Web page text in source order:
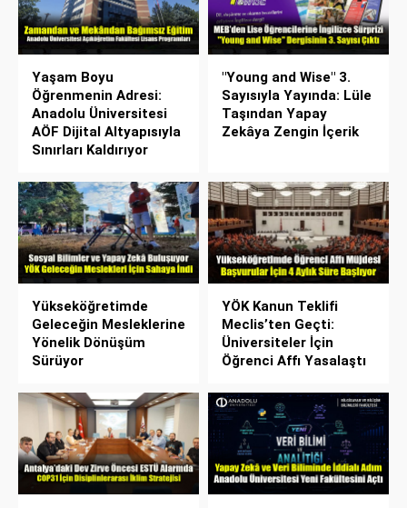
Yaşam Boyu
Öğrenmenin Adresi:
Anadolu Üniversitesi
AÖF Dijital Altyapısıyla
Sınırları Kaldırıyor
"Young and Wise" 3.
Sayısıyla Yayında: Lüle
Taşından Yapay
Zekâya Zengin İçerik
Yükseköğretimde
Geleceğin Mesleklerine
Yönelik Dönüşüm
Sürüyor
YÖK Kanun Teklifi
Meclis’ten Geçti:
Üniversiteler İçin
Öğrenci Affı Yasalaştı